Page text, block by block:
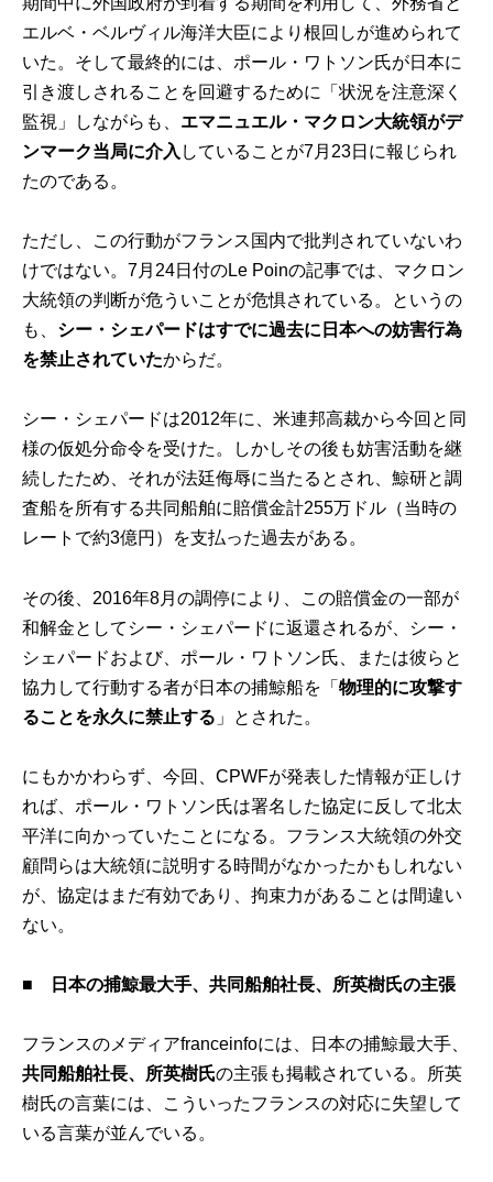
エルベ・ベルヴィル海洋大臣により根回しが進められて
いた。そして最終的には、ポール・ワトソン氏が日本に
引き渡しされることを回避するために「状況を注意深く
監視」しながらも、 エマニュエル・マクロン大統領がデ
ンマーク当局に介入 していることが7月23日に報じられ
たのである。
ただし、この行動がフランス国内で批判されていないわ
けではない。7月24日付のLe Poinの記事では、マクロン
大統領の判断が危ういことが危惧されている。というの
も、 シー・シェパードはすでに過去に日本への妨害行為
を禁止されていたからだ。
シー・シェパードは2012年に、米連邦高裁から今回と同
様の仮処分命令を受けた。しかしその後も妨害活動を継
続したため、それが法廷侮辱に当たるとされ、鯨研と調
査船を所有する共同船舶に賠償金計255万ドル（当時の
レートで約3億円）を支払った過去がある。
その後、2016年8月の調停により、この賠償金の一部が
和解金としてシー・シェパードに返還されるが、シー・
シェパードおよび、ポール・ワトソン氏、または彼らと
協力して行動する者が日本の捕鯨船を「物理的に攻撃す
ることを永久に禁止する 」とされた。
にもかかわらず、今回、CPWFが発表した情報が正しけ
れば、ポール・ワトソン氏は署名した協定に反して北太
平洋に向かっていたことになる。フランス大統領の外交
顧問らは大統領に説明する時間がなかったかもしれない
が、協定はまだ有効であり、拘束力があることは間違い
ない。
■ 日本の捕鯨最大手、共同船舶社長、所英樹氏の主張
フランスのメディアfranceinfoには、日本の捕鯨最大手、
共同船舶社長、所英樹氏の主張も掲載されている。所英
樹氏の言葉には、こういったフランスの対応に失望して
いる言葉が並んでいる。